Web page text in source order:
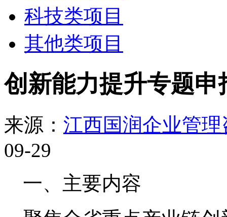
科技类项目
其他类项目
创新能力提升专题申
来源： 江西国润企业管
09-29
一、主要内容